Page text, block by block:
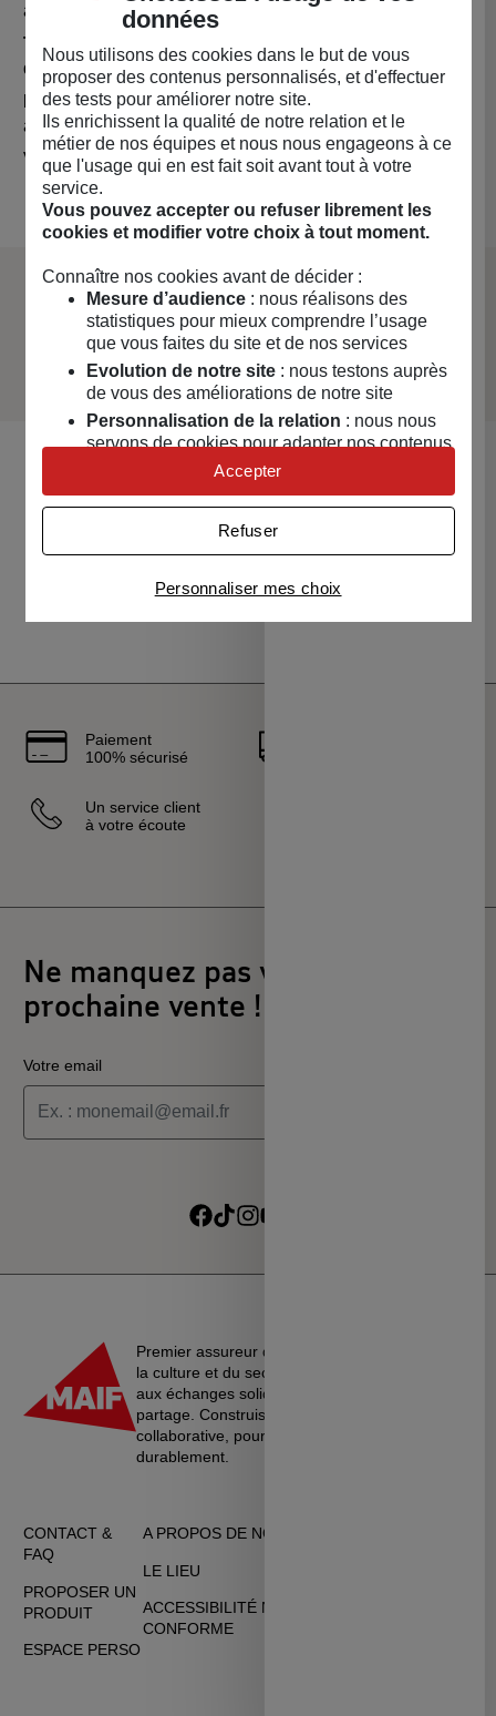
adore ça ☀️)
Taille :
Collier ajustable – 38 cm + 5 cm de chaîne
d’extension
Fabrication :Un bijou artisanal, fait main dans notre
atelier montpelliérain, avec tout notre amour 💕
Vendu parMAIF Social Club (MAIF)
La marque Mamy Grand
Vous aimerez aussi
Aller à l'élément précédent
Paiement
100% sécurisé
Un service client
à votre écoute
Ne manquez pas votre
prochaine vente !
Votre email
Je souhaite recevoir les alertes des ventes découvertes du
Premier assureur du monde de l’éducation, de
la culture et du secteur associatif, La MAIF croit
aux échanges solidaires, à l’entraide et au
partage. Construisons une société plus
collaborative, pour vivre ensemble…
durablement.
CONTACT &
FAQ
PROPOSER UN
PRODUIT
ESPACE PERSO
A PROPOS DE NOUS
LE LIEU
ACCESSIBILITÉ NON
CONFORME
données
Nous utilisons des cookies dans le but de vous
proposer des contenus personnalisés, et d'effectuer
des tests pour améliorer notre site.
Ils enrichissent la qualité de notre relation et le
métier de nos équipes et nous nous engageons à ce
que l'usage qui en est fait soit avant tout à votre
service.
Vous pouvez accepter ou refuser librement les
cookies et modifier votre choix à tout moment.
Connaître nos cookies avant de décider :
Mesure d’audience: nous réalisons des
statistiques pour mieux comprendre l’usage
que vous faites du site et de nos services
Evolution de notre site: nous testons auprès
de vous des améliorations de notre site
Personnalisation de la relation : nous nous
servons de cookies pour adapter nos contenus
et personnaliser nos offres
Univers publicitaire: nous utilisons avec nos
publicités personnalisées
Personnaliser mes choix
Refuser
Accepter